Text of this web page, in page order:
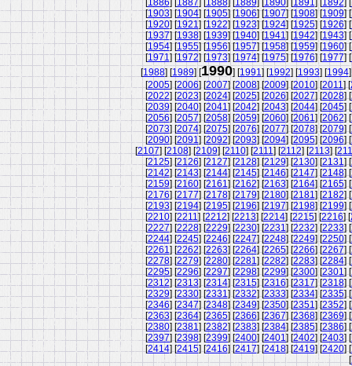
[1886] [1887] [1888] [1889] [1890] [1891] [1892] [
[1903] [1904] [1905] [1906] [1907] [1908] [1909] [
[1920] [1921] [1922] [1923] [1924] [1925] [1926] [
[1937] [1938] [1939] [1940] [1941] [1942] [1943] [
[1954] [1955] [1956] [1957] [1958] [1959] [1960] [
[1971] [1972] [1973] [1974] [1975] [1976] [1977] [
[1988] [1989] [1990] [1991] [1992] [1993] [1994
[2005] [2006] [2007] [2008] [2009] [2010] [2011] [
[2022] [2023] [2024] [2025] [2026] [2027] [2028] [
[2039] [2040] [2041] [2042] [2043] [2044] [2045] [
[2056] [2057] [2058] [2059] [2060] [2061] [2062] [
[2073] [2074] [2075] [2076] [2077] [2078] [2079] [
[2090] [2091] [2092] [2093] [2094] [2095] [2096] [
[2107] [2108] [2109] [2110] [2111] [2112] [2113] [
[2125] [2126] [2127] [2128] [2129] [2130] [2131] [
[2142] [2143] [2144] [2145] [2146] [2147] [2148] [
[2159] [2160] [2161] [2162] [2163] [2164] [2165] [
[2176] [2177] [2178] [2179] [2180] [2181] [2182] [
[2193] [2194] [2195] [2196] [2197] [2198] [2199] [
[2210] [2211] [2212] [2213] [2214] [2215] [2216] [
[2227] [2228] [2229] [2230] [2231] [2232] [2233] [
[2244] [2245] [2246] [2247] [2248] [2249] [2250] [
[2261] [2262] [2263] [2264] [2265] [2266] [2267] [
[2278] [2279] [2280] [2281] [2282] [2283] [2284] [
[2295] [2296] [2297] [2298] [2299] [2300] [2301] [
[2312] [2313] [2314] [2315] [2316] [2317] [2318] [
[2329] [2330] [2331] [2332] [2333] [2334] [2335] [
[2346] [2347] [2348] [2349] [2350] [2351] [2352] [
[2363] [2364] [2365] [2366] [2367] [2368] [2369] [
[2380] [2381] [2382] [2383] [2384] [2385] [2386] [
[2397] [2398] [2399] [2400] [2401] [2402] [2403] [
[2414] [2415] [2416] [2417] [2418] [2419] [2420] [
[